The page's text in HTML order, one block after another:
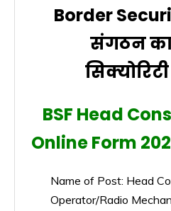
Border
संगठन का
BSF Head
Online Form
Name of Post: Head
Operator/Radio